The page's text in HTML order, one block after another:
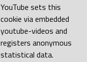
YouTube sets this
cookie via embedded
youtube-videos and
registers anonymous
statistical data.